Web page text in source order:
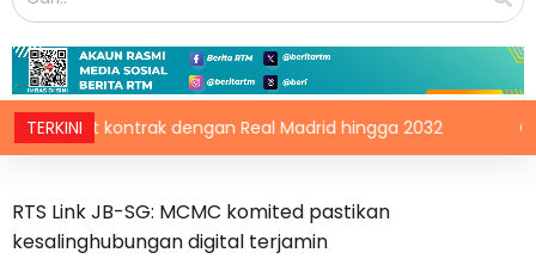
TERKINI
kontrak dengan Real Madrid hingga 2032 CDC
RTS Link JB-SG: MCMC komited pastikan
kesalinghubungan digital terjamin